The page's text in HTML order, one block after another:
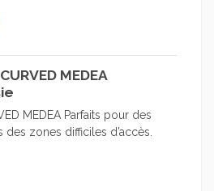
MEDEA
MEDEA Parfaits pour des
zones difficiles d’accès.